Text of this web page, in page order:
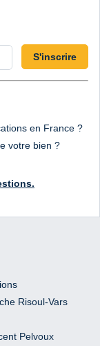
S'inscrire
en France ?
votre bien ?
Risoul-Vars
Pelvoux